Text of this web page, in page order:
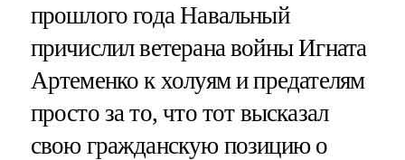
прошлого года Навальный
причислил ветерана войны Игната
Артеменко к холуям и предателям
просто за то, что тот высказал
свою гражданскую позицию о